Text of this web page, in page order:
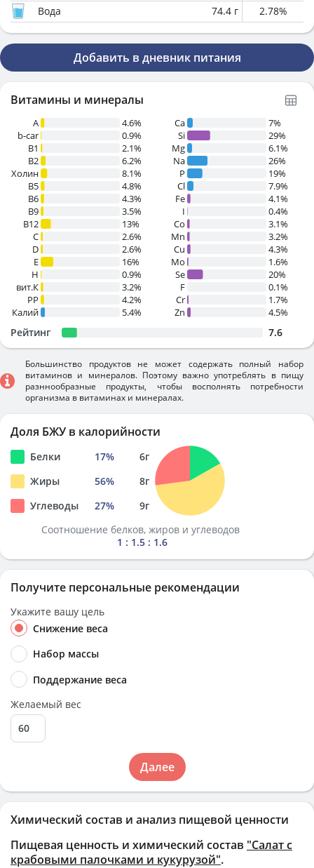
Химический состав и анализ пищевой ценности
Пищевая ценность и химический состав "Салат с
крабовыми палочками и кукурузой".
Вода
74.4 г 2.78%
Добавить в дневник питания
Витамины и минералы
A
4.6%
b-car
0.9%
В1
2.1%
B2
6.2%
Холин
8.1%
B5
4.8%
B6
4.3%
B9
3.5%
B12
13%
C
2.6%
D
2.6%
E
16%
H
0.9%
вит.К
3.2%
PP
4.2%
Калий
5.4%
Ca
7%
Si
29%
Mg
6.1%
Na
26%
P
19%
Cl
7.9%
Fe
4.1%
I
0.4%
Co
3.1%
Mn
3.2%
Cu
4.3%
Mo
1.6%
Se
20%
F
0.1%
Cr
1.7%
Zn
4.5%
Рейтинг 7.6
Большинство продуктов не может содержать полный набор
витаминов и минералов. Поэтому важно употреблять в пищу
разннообразные продукты, чтобы восполнять потребности
организма в витаминах и минералах.
Доля БЖУ в калорийности
Белки 17% 6г
Жиры
56% 8г
Углеводы
27% 9г
Соотношение белков, жиров и углеводов
1 : 1.5 : 1.6
Получите персональные рекомендации
Укажите вашу цель
Снижение веса
Набор массы
Поддержание веса
Желаемый вес
Далее